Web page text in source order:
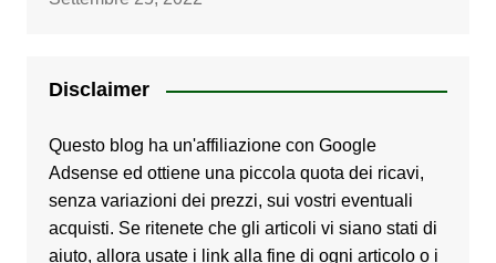
Disclaimer
Questo blog ha un'affiliazione con Google
Adsense ed ottiene una piccola quota dei ricavi,
senza variazioni dei prezzi, sui vostri eventuali
acquisti. Se ritenete che gli articoli vi siano stati di
aiuto, allora usate i link alla fine di ogni articolo o i